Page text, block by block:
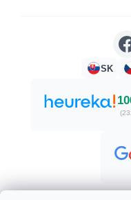
SK